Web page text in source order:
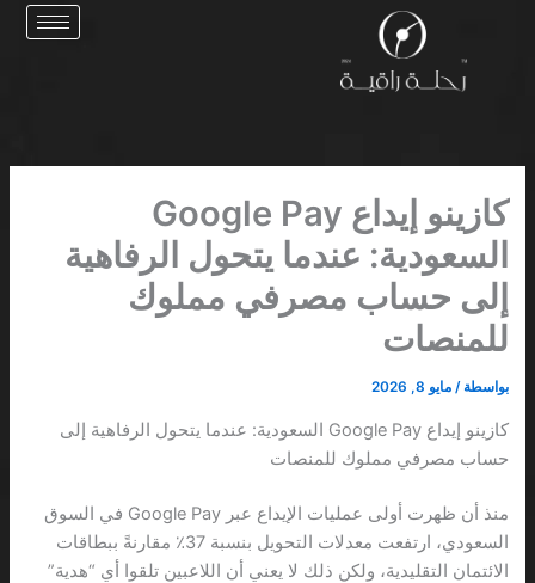
كازينو إيداع Google Pay
السعودية: عندما يتحول الرفاهية
إلى حساب مصرفي مملوك
للمنصات
بواسطة /مايو 8, 2026
كازينو إيداع Google Pay السعودية: عندما يتحول الرفاهية إلى
حساب مصرفي مملوك للمنصات
منذ أن ظهرت أولى عمليات الإيداع عبر Google Pay في السوق
السعودي، ارتفعت معدلات التحويل بنسبة 37٪ مقارنةً ببطاقات
الائتمان التقليدية، ولكن ذلك لا يعني أن اللاعبين تلقوا أي “هدية”